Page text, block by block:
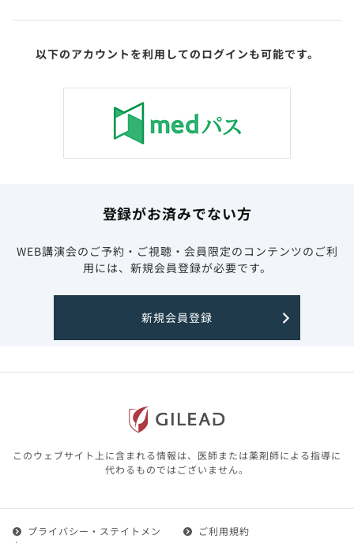
以下のアカウントを利用してのログインも可能です。
登録がお済みでない方
WEB講演会のご予約・ご視聴・会員限定のコンテンツのご利
用には、新規会員登録が必要です。
新規会員登録
このウェブサイト上に含まれる情報は、医師または薬剤師による指導に
代わるものではございません。
プライバシー・ステイトメン
ご利用規約